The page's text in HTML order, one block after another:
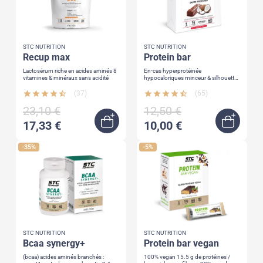
recup max
STC NUTRITION
Lactosérum riche en acides aminés 8
vitamines & minéraux sans acidité
star star star star star_half (37)
23,10 €
17,33 €
Ajouter au panier
protein bar
STC NUTRITION
En-cas hyperprotéinée
hypocaloriques minceur & silhouette
star star star star star_half (65)
12,50 €
10,00 €
Quick
-35%
bcaa synergy+
STC NUTRITION
(bcaa) acides aminés branchés :
-5%
protein bar vegan
STC NUTRITION
100% vegan 15.5 g de protéines /